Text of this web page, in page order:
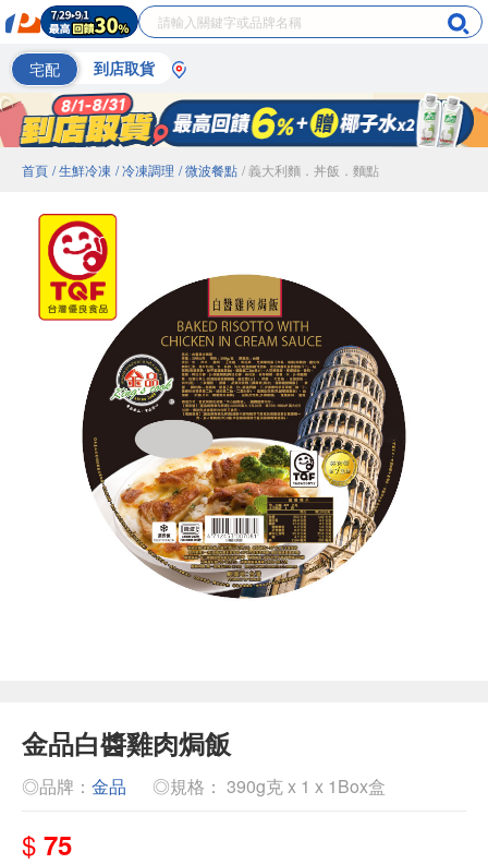
宅配 到店取貨
首頁 / 生鮮冷凍 / 冷凍調理 / 微波餐點 / 義大利麵．丼飯．麵點
金品白醬雞肉焗飯
◎品牌： 金品 ◎規格： 390g克 x 1 x 1Box盒
$ 75